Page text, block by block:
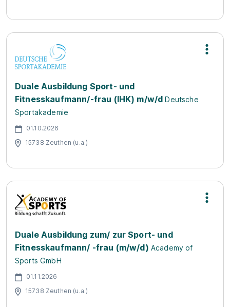
Duale Ausbildung Sport- und
Fitnesskaufmann/-frau (IHK) m/w/d Deutsche
Sportakademie
01.10.2026
15738 Zeuthen (u.a.)
Duale Ausbildung zum/ zur Sport- und
Fitnesskaufmann/ -frau (m/w/d) Academy of
Sports GmbH
01.11.2026
15738 Zeuthen (u.a.)